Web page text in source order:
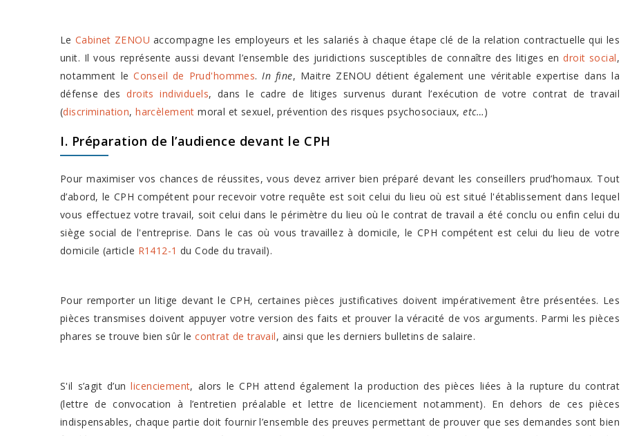
Le Cabinet ZENOU accompagne les employeurs et les salariés à chaque étape clé de la relation contractuelle qui les
unit. Il vous représente aussi devant l’ensemble des juridictions susceptibles de connaître des litiges endroit social,
notamment leConseil de Prud'hommes.In fine, Maitre ZENOU détient également une véritable expertise dans la
défense desdroits individuels, dans le cadre de litiges survenus durant l’exécution de votre contrat de travail
(discrimination,harcèlement moral et sexuel, prévention des risques psychosociaux,etc…)
I. Préparation de l’audience devant le CPH
Pour maximiser vos chances de réussites, vous devez arriver bien préparé devant les conseillers prud’homaux. Tout
d’abord, le CPH compétent pour recevoir votre requête est soit celui du lieu où est situé l'établissement dans lequel
vous effectuez votre travail, soit celui dans le périmètre du lieu où le contrat de travail a été conclu ou enfin celui du
siège social de l'entreprise. Dans le cas où vous travaillez à domicile, le CPH compétent est celui du lieu de votre
domicile (article R1412-1 du Code du travail).
Pour remporter un litige devant le CPH, certaines pièces justificatives doivent impérativement être présentées. Les
pièces transmises doivent appuyer votre version des faits et prouver la véracité de vos arguments. Parmi les pièces
phares se trouve bien sûr lecontrat de travail, ainsi que les derniers bulletins de salaire.
S'il s’agit d’unlicenciement, alors le CPH attend également la production des pièces liées à la rupture du contrat
(lettre de convocation à l’entretien préalable et lettre de licenciement notamment). En dehors de ces pièces
indispensables, chaque partie doit fournir l’ensemble des preuves permettant de prouver que ses demandes sont bien